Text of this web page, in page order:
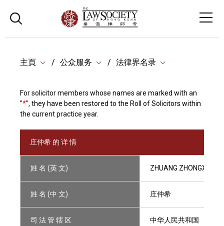
主頁 公众服务 法律界名录
For solicitor members whose names are marked with an
"*", they have been restored to the Roll of Solicitors within
the current practice year.
庄仲希 的 详 情
姓 名 (英 文) ZHUANG ZHONGXI
姓 名 (中 文) 庄仲希
司 法 管 辖 区 中华人民共和国